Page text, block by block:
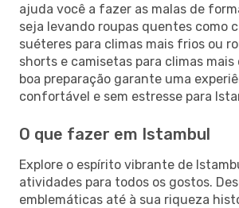
ajuda você a fazer as malas de
seja levando roupas quentes como
suéteres para climas mais frios ou
shorts e camisetas para climas mais
boa preparação garante uma
confortável e sem estresse para
O que fazer em Istambul
Explore o espírito vibrante de
atividades para todos os gostos.
emblemáticas até à sua riqueza